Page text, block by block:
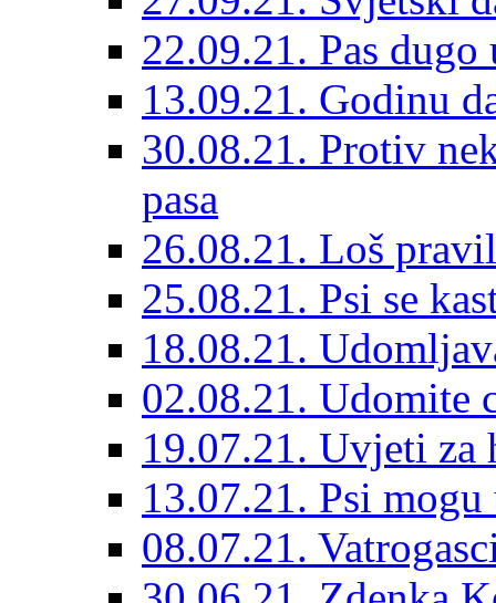
22.09.21. Pas
13.09.21. Godinu
30.08.21. Protiv
pasa
26.08.21. Loš
25.08.21. Psi se
18.08.21.
02.08.21. Udomite
19.07.21. Uvjeti za
13.07.21. Psi
08.07.21.